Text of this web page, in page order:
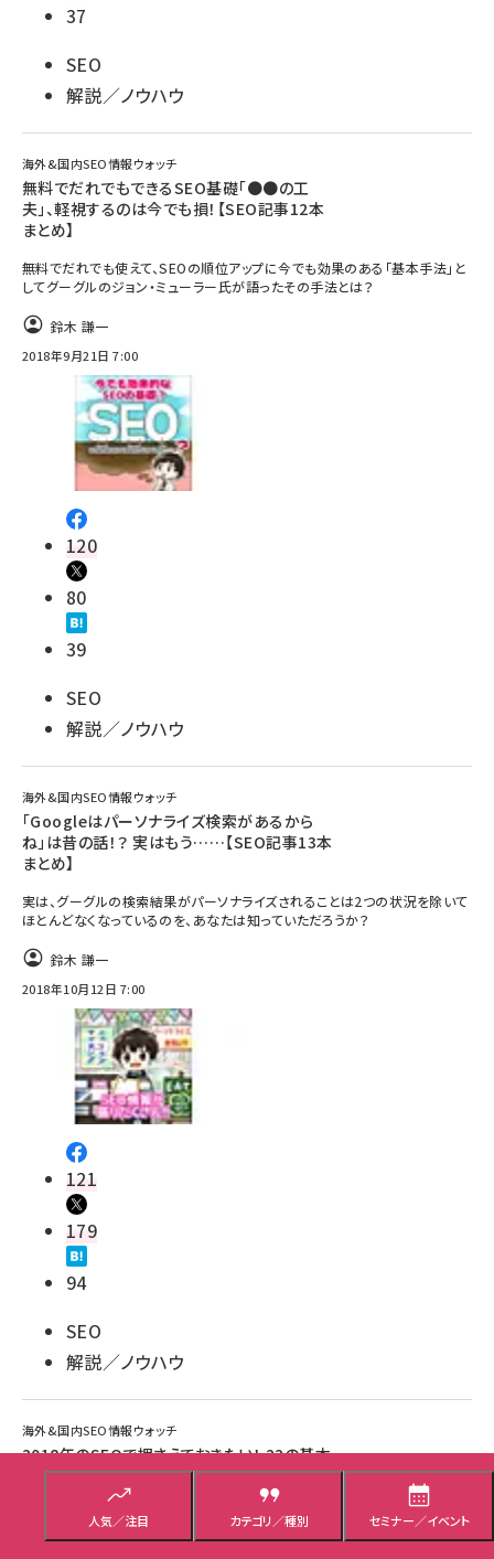
人気／注目 カテゴリ／種別 セミナー／イベント
37
SEO
解説／ノウハウ
海外&国内SEO情報ウォッチ
無料でだれでもできるSEO基礎「●●の工
夫」、軽視するのは今でも損！【SEO記事12本
まとめ】
無料でだれでも使えて、SEOの順位アップに今でも効果のある「基本手法」と
してグーグルのジョン・ミューラー氏が語ったその手法とは？
鈴木 謙一
2018年9月21日 7:00
120
80
39
SEO
解説／ノウハウ
海外&国内SEO情報ウォッチ
「Googleはパーソナライズ検索があるから
ね」は昔の話！？ 実はもう……【SEO記事13本
まとめ】
実は、グーグルの検索結果がパーソナライズされることは2つの状況を除いて
ほとんどなくなっているのを、あなたは知っていただろうか？
鈴木 謙一
2018年10月12日 7:00
121
179
94
SEO
解説／ノウハウ
海外&国内SEO情報ウォッチ
2018年のSEOで押さえておきたい！ 22の基本
知識と最新Google情報【SEO記事12本まと